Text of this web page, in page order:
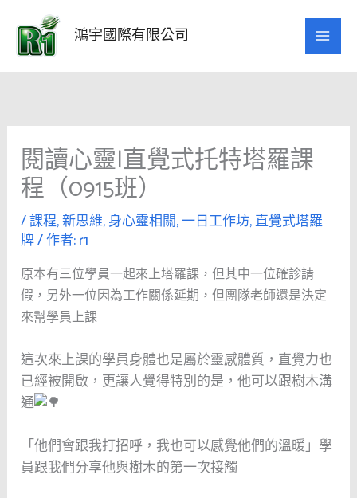
要
鴻宇國際有限公司
閱讀心靈|直覺式托特塔羅課
程（0915班）
/課程,新思維,身心靈相關,一日工作坊,直覺式塔羅
牌/ 作者:r1
原本有三位學員一起來上塔羅課，但其中一位確診請
假，另外一位因為工作關係延期，但團隊老師還是決定
來幫學員上課
這次來上課的學員身體也是屬於靈感體質，直覺力也
已經被開啟，更讓人覺得特別的是，他可以跟樹木溝
通
「他們會跟我打招呼，我也可以感覺他們的溫暖」學
員跟我們分享他與樹木的第一次接觸